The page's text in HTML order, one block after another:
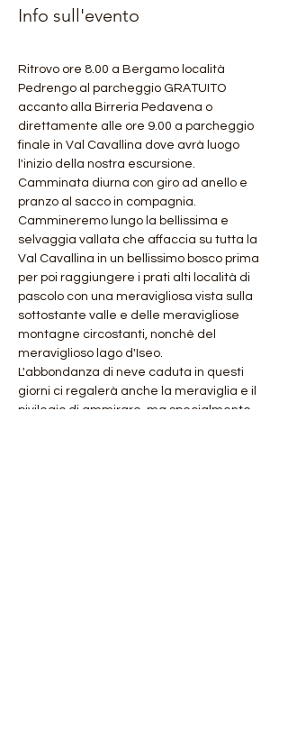
Info sull'evento
Ritrovo ore 8.00 a Bergamo località
Pedrengo al parcheggio GRATUITO
accanto alla Birreria Pedavena o
direttamente alle ore 9.00 a parcheggio
finale in Val Cavallina dove avrà luogo
l'inizio della nostra escursione.
Camminata diurna con giro ad anello e
pranzo al sacco in compagnia.
Cammineremo lungo la bellissima e
selvaggia vallata che affaccia su tutta la
Val Cavallina in un bellissimo bosco prima
per poi raggiungere i prati alti località di
pascolo con una meravigliosa vista sulla
sottostante valle e delle meravigliose
montagne circostanti, nonchè del
meraviglioso lago d'Iseo.
L'abbondanza di neve caduta in questi
giorni ci regalerà anche la meraviglia e il
pivilegio di ammirare, ma specialmente